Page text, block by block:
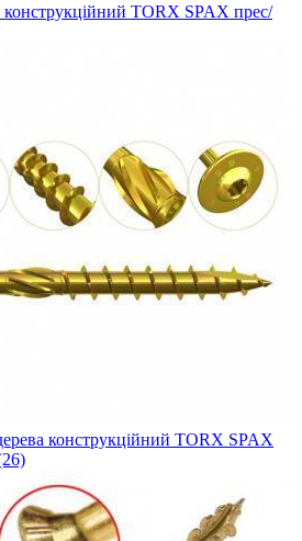
TORX SPAX прес/
конструкційний TORX SPAX